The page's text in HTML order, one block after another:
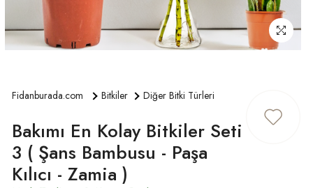
Fidanburada.com Bitkiler Diğer Bitki Türleri
Bakımı En Kolay Bitkiler Seti
3 ( Şans Bambusu - Paşa
Kılıcı - Zamia )